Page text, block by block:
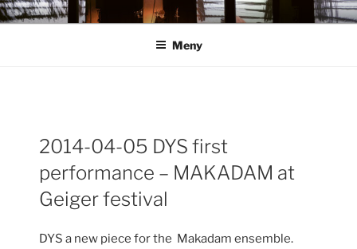
Hoppa
till
ANN ROSÉN
Meny
2014-04-05 DYS first
performance – MAKADAM at
Geiger festival
DYS a new piece for the Makadam ensemble.
Inläggsnavigering